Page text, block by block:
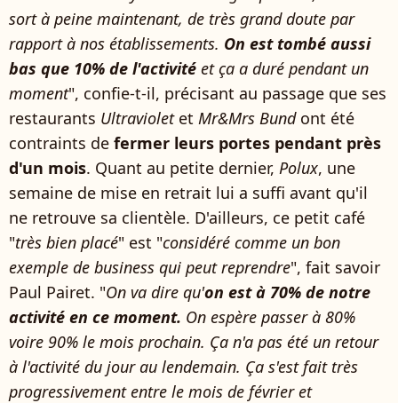
sort à peine maintenant, de très grand doute par
rapport à nos établissements. On est tombé aussi
bas que 10% de l'activité et ça a duré pendant un
moment", confie-t-il, précisant au passage que ses
restaurants Ultravioletet Mr&Mrs Bundont été
contraints de fermer leurs portes pendant près
d'un mois. Quant au petite dernier, Polux, une
semaine de mise en retrait lui a suffi avant qu'il
ne retrouve sa clientèle. D'ailleurs, ce petit café
"très bien placé" est "considéré comme un bon
exemple de business qui peut reprendre", fait savoir
Paul Pairet. "On va dire qu'on est à 70% de notre
activité en ce moment. On espère passer à 80%
voire 90% le mois prochain. Ça n'a pas été un retour
à l'activité du jour au lendemain. Ça s'est fait très
progressivement entre le mois de février et